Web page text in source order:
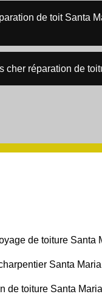
de toit Santa
cher réparation de
de toiture Santa
Santa
de toiture Santa